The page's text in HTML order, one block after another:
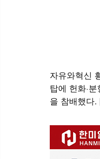
자유와혁신
탑에 헌화·
을 참배했다